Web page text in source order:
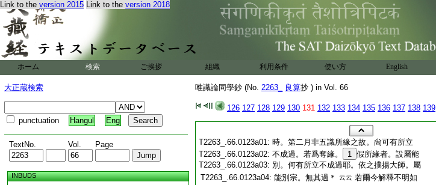
Link to the version 2015 Link to the version 2018
ホーム 検索 ご挨拶 組織 利用条件 使い方 English
大正蔵検索
punctuation Hangul Eng
TextNo. Vol. Page
INBUDS
唯識論同學鈔 (No. 2263_ 良算抄 ) in Vol. 66
126 127 128 129 130 131 132 133 134 135 136 137 138 139
T2263_.66.0123a01: 時。第二月非五識所緣之故。尙可有所立
T2263_.66.0123a02: 不成過。若爲奪緣。 1 假所緣者。設屬能
T2263_.66.0123a03: 別。何有所立不成過耶。依之撲揚大師。屬
T2263_.66.0123a04: 能別宗。無其過＊ 云云 若爾今解釋不明如